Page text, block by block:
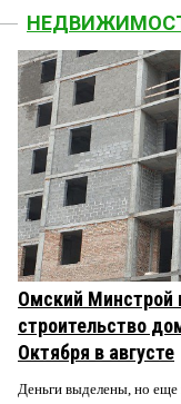
Омский Минстрой
строительство
Октября в августе
Деньги выделены, но еще